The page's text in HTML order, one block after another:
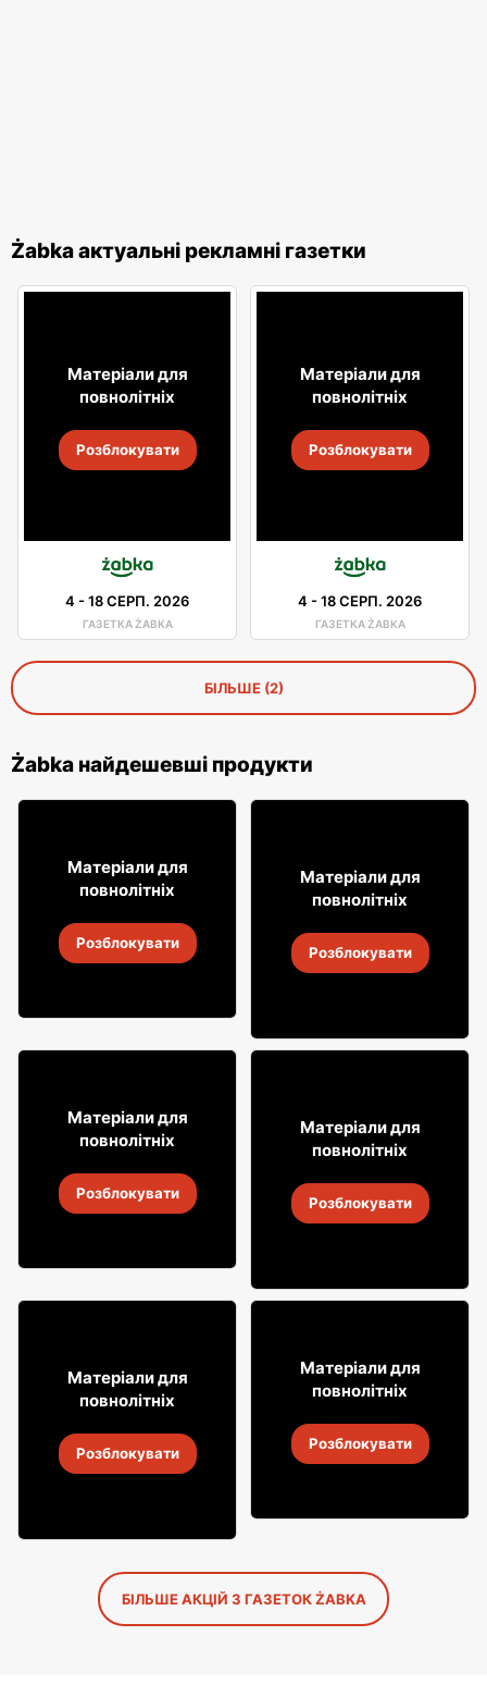
Żabka актуальні рекламні газетки
Матеріали для
повнолітніх
Розблокувати
4 -18 СЕРП. 2026
ГАЗЕТКА ŻABKA
Матеріали для
повнолітніх
Розблокувати
4 -18 СЕРП. 2026
ГАЗЕТКА ŻABKA
БІЛЬШЕ (2)
Żabka найдешевші продукти
1699
18 серп. 2026
Матеріали для
повнолітніх
Розблокувати
7 99
Випий Captain Morgan
18 серп. 2026
Матеріали для
повнолітніх
Розблокувати
4999
18 серп. 2026
Матеріали для
повнолітніх
Розблокувати
2999
Горілка Żołądkowa Gorzka
18 серп. 2026
Матеріали для
повнолітніх
Розблокувати
3199
Алкогольні напої Soplica
18 серп. 2026
Матеріали для
повнолітніх
Розблокувати
49 99
18 серп. 2026
Матеріали для
повнолітніх
Розблокувати
БІЛЬШЕ АКЦІЙ З ГАЗЕТОК ŻABKA